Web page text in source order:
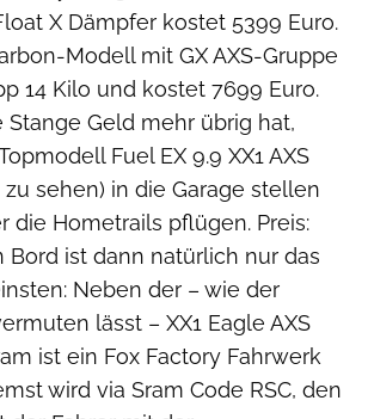
X Dämpfer kostet 5399 Euro.
Modell mit GX AXS-Gruppe
14 Kilo und kostet 7699 Euro.
Geld mehr übrig hat,
Fuel EX 9.9 XX1 AXS
sehen) in die Garage stellen
die Hometrails pflügen. Preis:
Bord ist dann natürlich nur das
Neben der – wie der
lässt – XX1 Eagle AXS
ist ein Fox Factory Fahrwerk
wird via Sram Code RSC, den